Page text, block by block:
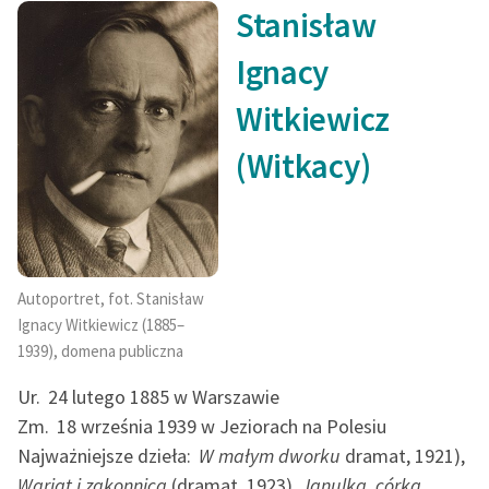
Ręce pełne poezji
Kolekcje edukacyjne
twórców przechodzących
do domeny publicznej,
lektur szkolnych oraz
Starego Testamentu
Odkurzamy bohaterów
Szkoła Poezji Wolnych
Lektur
O nas
Kontakt
O projekcie
Zespół
SCENA SIÓDMA
SCENA ÓSMA
SCENA DZIEWIĄTA
SCENA DZIESIĄTA
SCENA JEDENASTA
SCENA DWUNASTA
SCENA TRZYNASTA
SCENA CZTERNASTA
SCENA PIĘTNASTA
SCENA SZESNASTA
AKT DRUGI
SCENA PIERWSZA
SCENA TRZECIA
SCENA CZWARTA
SCENA PIĄTA
Autoportret, fot. Stanisław
Ignacy Witkiewicz (1885–
1939), domena publiczna
Stanisław
Ignacy
Witkiewicz
(Witkacy)
Ur. 24 lutego 1885 w Warszawie
Zm. 18 września 1939 w Jeziorach na Polesiu
Najważniejsze dzieła: W małym dworku dramat, 1921),